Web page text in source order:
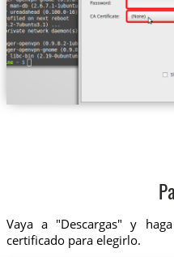
Vaya a "Descargas" y
certificado para elegirlo.